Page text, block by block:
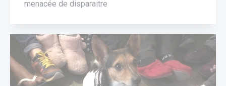
menacée de disparaitre